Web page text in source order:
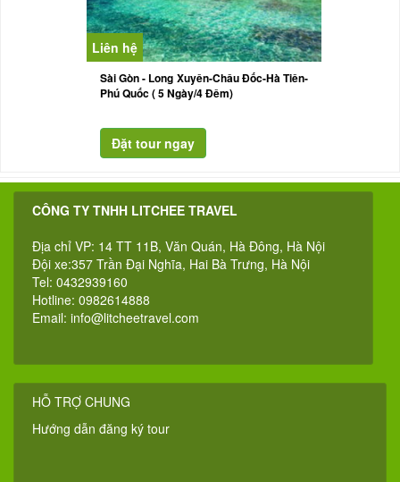
Liên hệ
Sài Gòn - Long Xuyên-Châu Đốc-Hà Tiên-
Phú Quốc ( 5 Ngày/4 Đêm)
CÔNG TY TNHH LITCHEE TRAVEL
Địa chỉ VP: 14 TT 11B, Văn Quán, Hà Đông, Hà Nội
Đội xe:357 Trần Đại Nghĩa, Hai Bà Trưng, Hà Nội
Tel: 0432939160
Hotline: 0982614888
Email: info@litcheetravel.com
HỖ TRỢ CHUNG
Hướng dẫn đăng ký tour